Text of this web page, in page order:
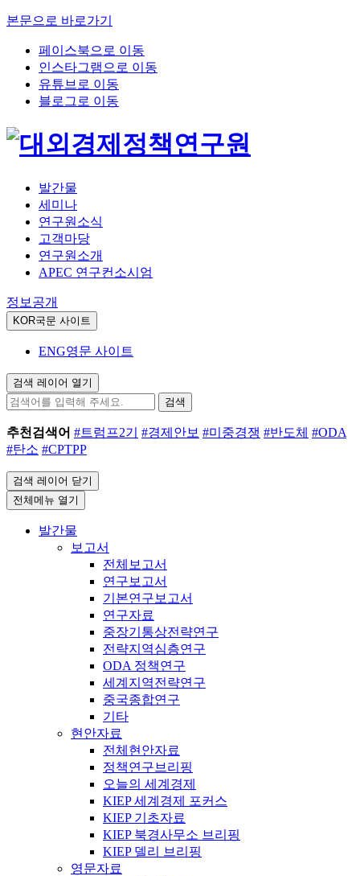
본문으로 바로가기
페이스북으로 이동
인스타그램으로 이동
유튜브로 이동
블로그로 이동
발간물
세미나
연구원소식
고객마당
연구원소개
APEC 연구컨소시엄
정보공개
KOR국문 사이트
ENG영문 사이트
검색 레이어 열기
검색
추천검색어 #트럼프2기 #경제안보 #미중경쟁 #반도체 #ODA
#탄소 #CPTPP
검색 레이어 닫기
전체메뉴 열기
발간물
보고서
전체보고서
연구보고서
기본연구보고서
연구자료
중장기통상전략연구
전략지역심층연구
ODA 정책연구
세계지역전략연구
중국종합연구
기타
현안자료
전체현안자료
정책연구브리핑
오늘의 세계경제
KIEP 세계경제 포커스
KIEP 기초자료
KIEP 북경사무소 브리핑
KIEP 델리 브리핑
영문자료